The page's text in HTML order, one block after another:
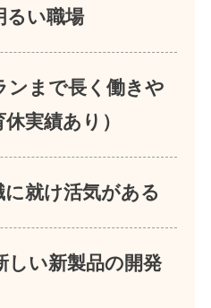
るい職場
ンまで長く働きや
実績あり）
就け活気がある
しい新製品の開発